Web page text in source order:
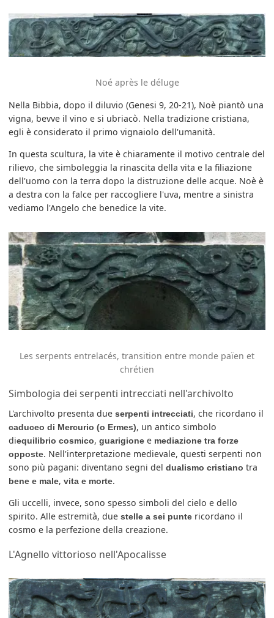
Noé après le déluge
Nella Bibbia, dopo il diluvio (Genesi 9, 20-21), Noè piantò una
vigna, bevve il vino e si ubriacò. Nella tradizione cristiana,
egli è considerato il primo vignaiolo dell'umanità.
In questa scultura, la vite è chiaramente il motivo centrale del
rilievo, che simboleggia la rinascita della vita e la filiazione
dell'uomo con la terra dopo la distruzione delle acque. Noè è
a destra con la falce per raccogliere l'uva, mentre a sinistra
vediamo l'Angelo che benedice la vite.
Les serpents entrelacés, transition entre monde païen et
chrétien
Simbologia dei serpenti intrecciati nell'archivolto
L'archivolto presenta dueserpenti intrecciati, che ricordano il
caduceo di Mercurio (o Ermes), un antico simbolo
diequilibrio cosmico,guarigione e mediazione tra forze
opposte. Nell'interpretazione medievale, questi serpenti non
sono più pagani: diventano segni deldualismo cristiano tra
bene e male,vita e morte.
Gli uccelli, invece, sono spesso simboli del cielo e dello
spirito. Alle estremità, duestelle a sei punte ricordano il
cosmo e la perfezione della creazione.
L'Agnello vittorioso nell'Apocalisse